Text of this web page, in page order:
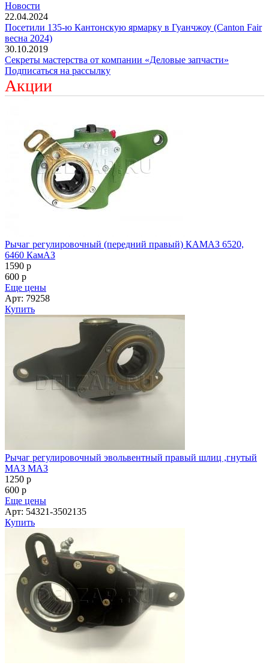
Новости
22.04.2024
Посетили 135-ю Кантонскую ярмарку в Гуанчжоу (Canton Fair
весна 2024)
30.10.2019
Секреты мастерства от компании «Деловые запчасти»
Подписаться на рассылку
Акции
Рычаг регулировочный (передний правый) КАМАЗ 6520,
6460 КамАЗ
1590 p
600 p
Еще цены
Арт: 79258
Купить
Рычаг регулировочный эвольвентный правый шлиц ,гнутый
МАЗ МАЗ
1250 p
600 p
Еще цены
Арт: 54321-3502135
Купить